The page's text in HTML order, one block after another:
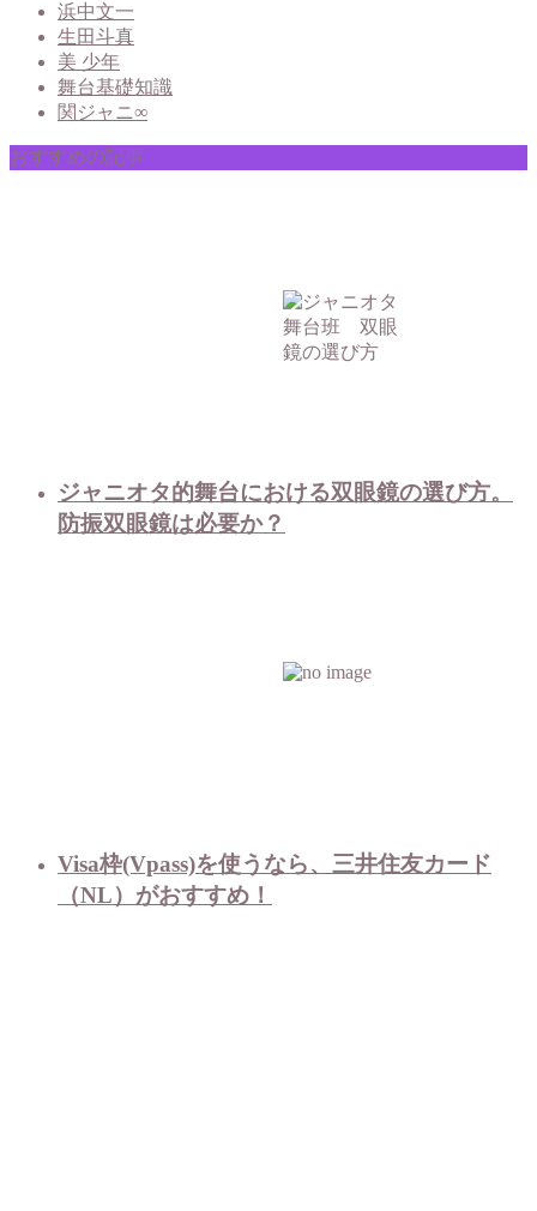
浜中文一
生田斗真
美 少年
舞台基礎知識
関ジャニ∞
おすすめの記事
ジャニオタ的舞台における双眼鏡の選び方。
防振双眼鏡は必要か？
Visa枠(Vpass)を使うなら、三井住友カード
（NL）がおすすめ！